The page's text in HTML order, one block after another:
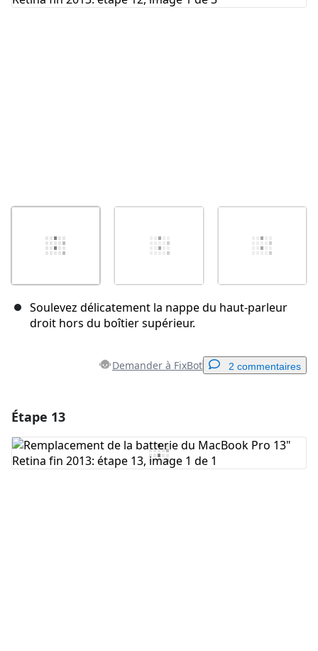
Soulevez délicatement la nappe du haut-parleur
droit hors du boîtier supérieur.
Demander à FixBot 2 commentaires
Ajouter un commentaire
Étape 13